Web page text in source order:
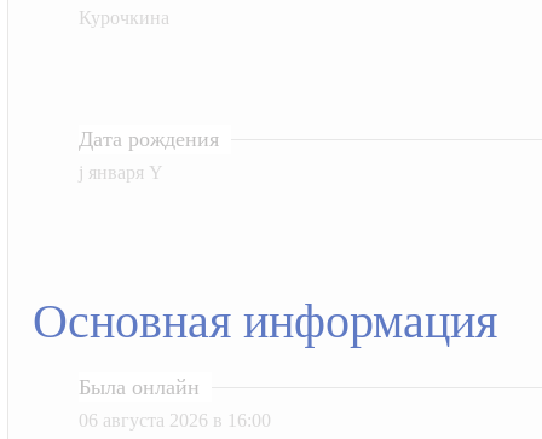
Курочкина
Дата рождения
j января Y
Основная информация
Была онлайн
06 августа 2026 в 16:00